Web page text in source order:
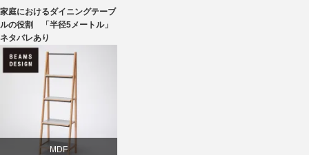
家具
テーブル
ライフスタイル
椅子
家庭におけるダイニングテーブ
ルの役割 「半径5メートル」
ネタバレあり
MDF